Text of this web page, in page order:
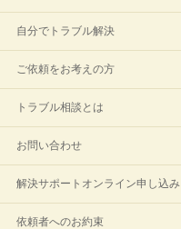
自分でトラブル解決
ご依頼をお考えの方
トラブル相談とは
お問い合わせ
解決サポートオンライン申し込み
依頼者へのお約束